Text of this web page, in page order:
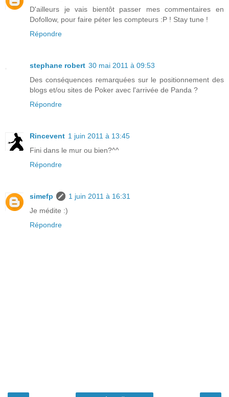
D'ailleurs je vais bientôt passer mes commentaires en
Dofollow, pour faire péter les compteurs :P ! Stay tune !
Répondre
stephane robert 30 mai 2011 à 09:53
Des conséquences remarquées sur le positionnement des
blogs et/ou sites de Poker avec l'arrivée de Panda ?
Répondre
Rincevent 1 juin 2011 à 13:45
Fini dans le mur ou bien?^^
Répondre
simefp
1 juin 2011 à 16:31
Je médite :)
Répondre